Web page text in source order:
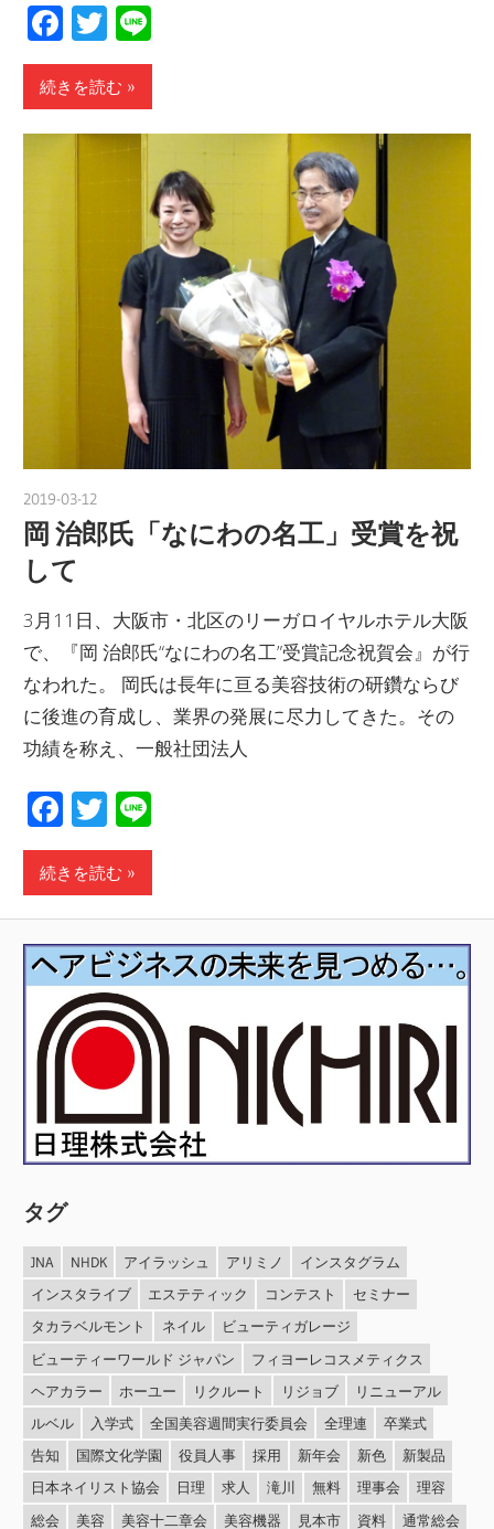
Facebook
Twitter
続きを読む
2019-03-12
岡 治郎氏「なにわの名工」受賞を祝
して
3月11日、大阪市・北区のリーガロイヤルホテル大阪
で、『岡 治郎氏“なにわの名工”受賞記念祝賀会』が行
なわれた。 岡氏は長年に亘る美容技術の研鑽ならび
に後進の育成し、業界の発展に尽力してきた。その
功績を称え、一般社団法人
Facebook
Twitter
続きを読む
タグ
JNA NHDK アイラッシュ アリミノ
インスタグラム
インスタライブ
エステティック コンテスト
セミナー
タカラベルモント
ネイル
ビューティガレージ
ビューティーワールド ジャパン
フィヨーレコスメティクス
ヘアカラー
ホーユー リクルート リジョブ
リニューアル
ルベル
入学式 全国美容週間実行委員会 全理連
卒業式
告知
国際文化学園 役員人事 採用 新年会 新色
新製品
日本ネイリスト協会
日理 求人 滝川 無料 理事会
理容
総会
美容 美容十二章会 美容機器 見本市 資料 通常総会